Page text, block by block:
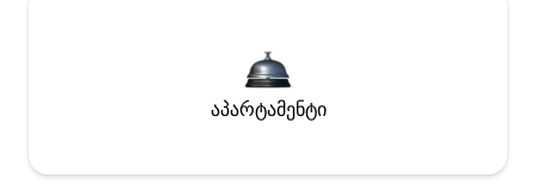
აპარტამენტი